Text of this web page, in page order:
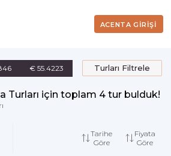
ACENTA GİRİŞİ
€ 55.4223 Turları Filtrele
Turları için toplam 4 tur bulduk!
Tarihe
Göre
Fiyata
Göre